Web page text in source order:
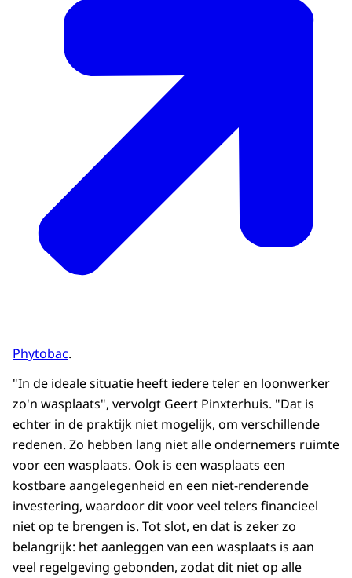
Phytobac.
"In de ideale situatie heeft iedere teler en loonwerker
zo'n wasplaats", vervolgt Geert Pinxterhuis. "Dat is
echter in de praktijk niet mogelijk, om verschillende
redenen. Zo hebben lang niet alle ondernemers ruimte
voor een wasplaats. Ook is een wasplaats een
kostbare aangelegenheid en een niet-renderende
investering, waardoor dit voor veel telers financieel
niet op te brengen is. Tot slot, en dat is zeker zo
belangrijk: het aanleggen van een wasplaats is aan
veel regelgeving gebonden, zodat dit niet op alle